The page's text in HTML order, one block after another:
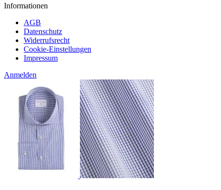
Informationen
AGB
Datenschutz
Widerrufsrecht
Cookie-Einstellungen
Impressum
Anmelden